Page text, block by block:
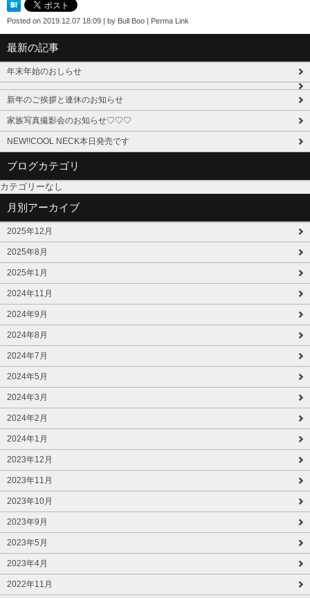
Posted on 2019.12.07 18:09 | by Bull Boo | Perma Link
最新の記事
年末年始のおしらせ
新年のご挨拶と連休のお知らせ
家族写真撮影会のお知らせ♡♡♡
NEW!!COOL NECK本日発売です
ブログカテゴリ
カテゴリーなし
月別アーカイブ
2025年12月
2025年8月
2025年1月
2024年11月
2024年9月
2024年8月
2024年7月
2024年5月
2024年3月
2024年2月
2024年1月
2023年12月
2023年11月
2023年10月
2023年9月
2023年5月
2023年4月
2022年11月